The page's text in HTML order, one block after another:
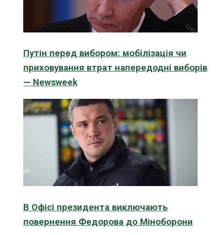
Путін перед вибором: мобілізація чи
приховування втрат напередодні виборів
— Newsweek
В Офісі президента виключають
повернення Федорова до Міноборони